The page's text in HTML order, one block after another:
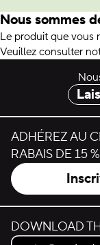
Nous sommes
Le produit que vous
Veuillez consulter
ADHÉREZ AU
RABAIS DE 15
DOWNLOAD